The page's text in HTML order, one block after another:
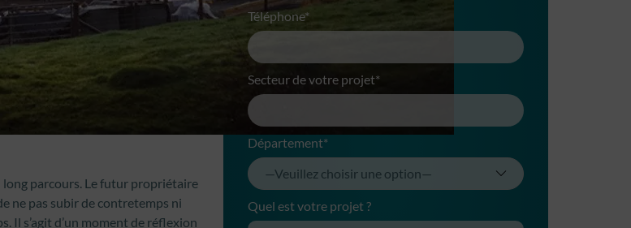
long parcours. Le futur propriétaire
ne pas subir de contretemps ni
Il s’agit d’un moment de réflexion
Téléphone*
Secteur de votre projet*
Département*
Quel est votre projet ?